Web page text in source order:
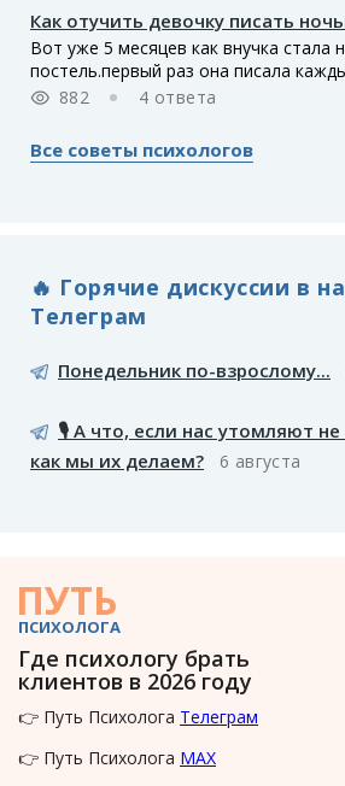
Как отучить девочку писать
Вот уже 5 месяцев как внучка стала
постель.первый раз она писала
882
4 ответа
Все советы психологов
🔥 Горячие дискуссии в
Телеграм
Понедельник по-взрослому...
🎙️ А что, если нас утомляют
как мы их делаем?
6 августа
ПУТЬ
ПСИХОЛОГА
Где психологу брать
клиентов в 2026 году
👉 Путь Психолога Телеграм
👉 Путь Психолога MAX